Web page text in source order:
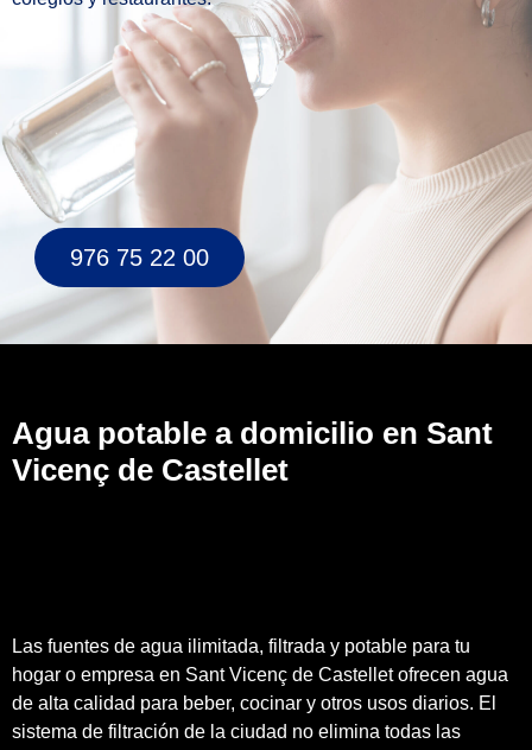
976 75 22 00
Agua potable a domicilio en Sant
Vicenç de Castellet
Las fuentes de agua ilimitada, filtrada y potable para tu
hogar o empresa en Sant Vicenç de Castellet ofrecen agua
de alta calidad para beber, cocinar y otros usos diarios. El
sistema de filtración de la ciudad no elimina todas las